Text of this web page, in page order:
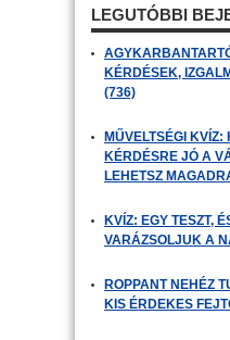
LEGUTÓBBI
KÉRDÉSEK,
(736)
MŰVELTSÉGI
KÉRDÉSRE JÓ A
LEHETSZ
KVÍZ: EGY TESZT,
VARÁZSOLJUK A
ROPPANT NEHÉZ
KIS ÉRDEKES